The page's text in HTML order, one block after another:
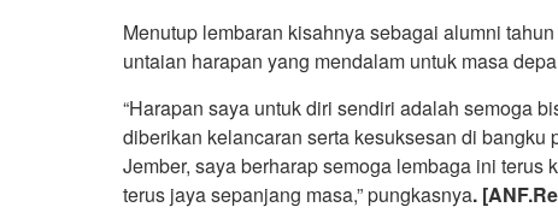
Menutup lembaran kisahnya sebagai alumni
untaian harapan yang mendalam untuk masa
“Harapan saya untuk diri sendiri adalah semoga
diberikan kelancaran serta kesuksesan di
Jember, saya berharap semoga lembaga ini
terus jaya sepanjang masa,” pungkasnya.